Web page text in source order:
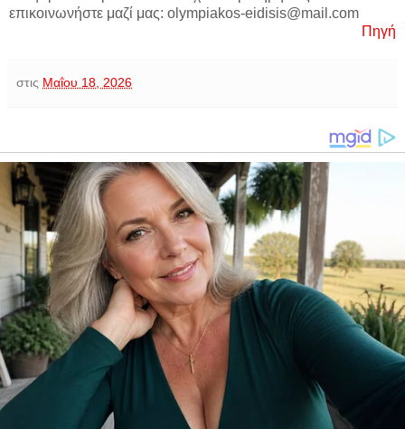
επικοινωνήστε μαζί μας: olympiakos-eidisis@mail.com
Πηγή
στις Μαΐου 18, 2026